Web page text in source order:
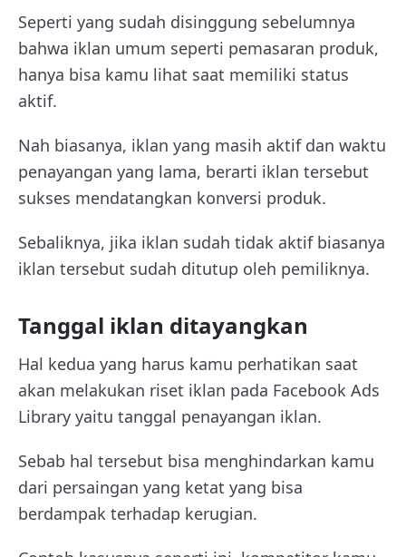
Seperti yang sudah disinggung sebelumnya
bahwa iklan umum seperti pemasaran produk,
hanya bisa kamu lihat saat memiliki status
aktif.
Nah biasanya, iklan yang masih aktif dan waktu
penayangan yang lama, berarti iklan tersebut
sukses mendatangkan konversi produk.
Sebaliknya, jika iklan sudah tidak aktif biasanya
iklan tersebut sudah ditutup oleh pemiliknya.
Tanggal iklan ditayangkan
Hal kedua yang harus kamu perhatikan saat
akan melakukan riset iklan pada Facebook Ads
Library yaitu tanggal penayangan iklan.
Sebab hal tersebut bisa menghindarkan kamu
dari persaingan yang ketat yang bisa
berdampak terhadap kerugian.